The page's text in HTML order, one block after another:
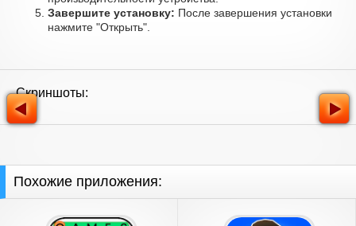
Завершите установку: После завершения установки
нажмите "Открыть".
Скриншоты:
Похожие приложения: